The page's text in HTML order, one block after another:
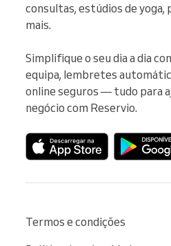
consultas, estúdios de
mais.
Simplifique o seu dia a dia
equipa, lembretes
online seguros — tudo para
negócio com Reservio.
Termos e condições